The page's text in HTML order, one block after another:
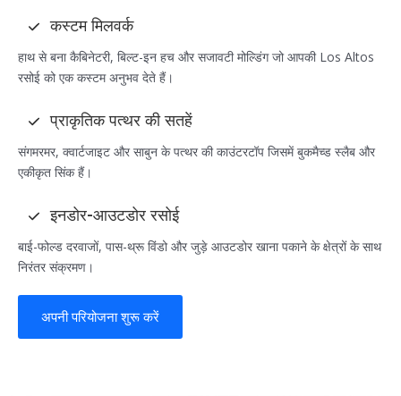
कस्टम मिलवर्क
हाथ से बना कैबिनेटरी, बिल्ट-इन हच और सजावटी मोल्डिंग जो आपकी Los Altos
रसोई को एक कस्टम अनुभव देते हैं।
प्राकृतिक पत्थर की सतहें
संगमरमर, क्वार्टजाइट और साबुन के पत्थर की काउंटरटॉप जिसमें बुकमैच्ड स्लैब और
एकीकृत सिंक हैं।
इनडोर-आउटडोर रसोई
बाई-फोल्ड दरवाजों, पास-थ्रू विंडो और जुड़े आउटडोर खाना पकाने के क्षेत्रों के साथ
निरंतर संक्रमण।
अपनी परियोजना शुरू करें